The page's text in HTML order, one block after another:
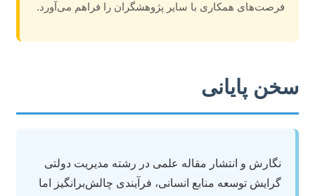
فرصت‌های همکاری با سایر پژوهشگران را فراهم می‌آورد.
سخن پایانی
نگارش و انتشار مقاله علمی در رشته مدیریت دولتی
گرایش توسعه منابع انسانی، فرآیندی چالش‌برانگیز اما